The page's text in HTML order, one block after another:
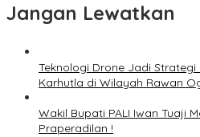
Jangan Lewatkan
Teknologi Drone Jadi Strategi
Karhutla di Wilayah Rawan
Wakil Bupati PALI Iwan Tuaji
Praperadilan !